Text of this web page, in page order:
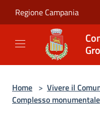
Regione Campania
Home > Vivere il
Complesso monumentale